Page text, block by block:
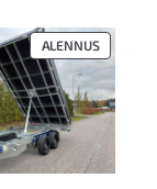
ALENNUSTUOTE